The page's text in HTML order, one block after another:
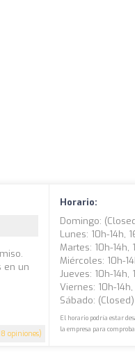
opiniones)
en un
Horario:
Domingo:
Lunes: 10h-14h,
Martes: 10h-14h,
Miércoles: 10h-
Jueves: 10h-14h,
Viernes: 10h-
Sábado: (closed)
El horario podría estar
la empresa para